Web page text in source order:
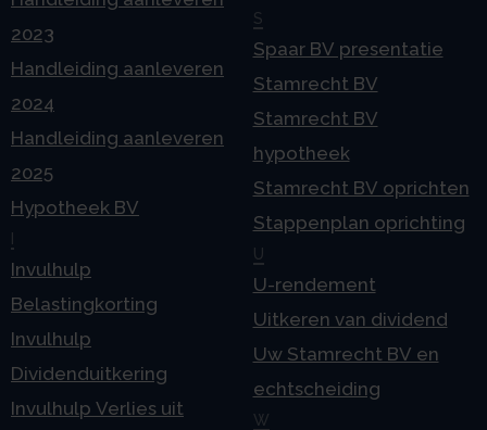
2023
Handleiding aanleveren
2024
Handleiding aanleveren
2025
Hypotheek BV
Invulhulp
Belastingkorting
Invulhulp
Dividenduitkering
Invulhulp Verlies uit
S
Spaar BV presentatie
Stamrecht BV
Stamrecht BV
hypotheek
Stamrecht BV oprichten
Stappenplan oprichting
U
U-rendement
Uitkeren van dividend
Uw Stamrecht BV en
echtscheiding
W